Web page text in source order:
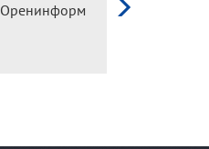
Оренинформ